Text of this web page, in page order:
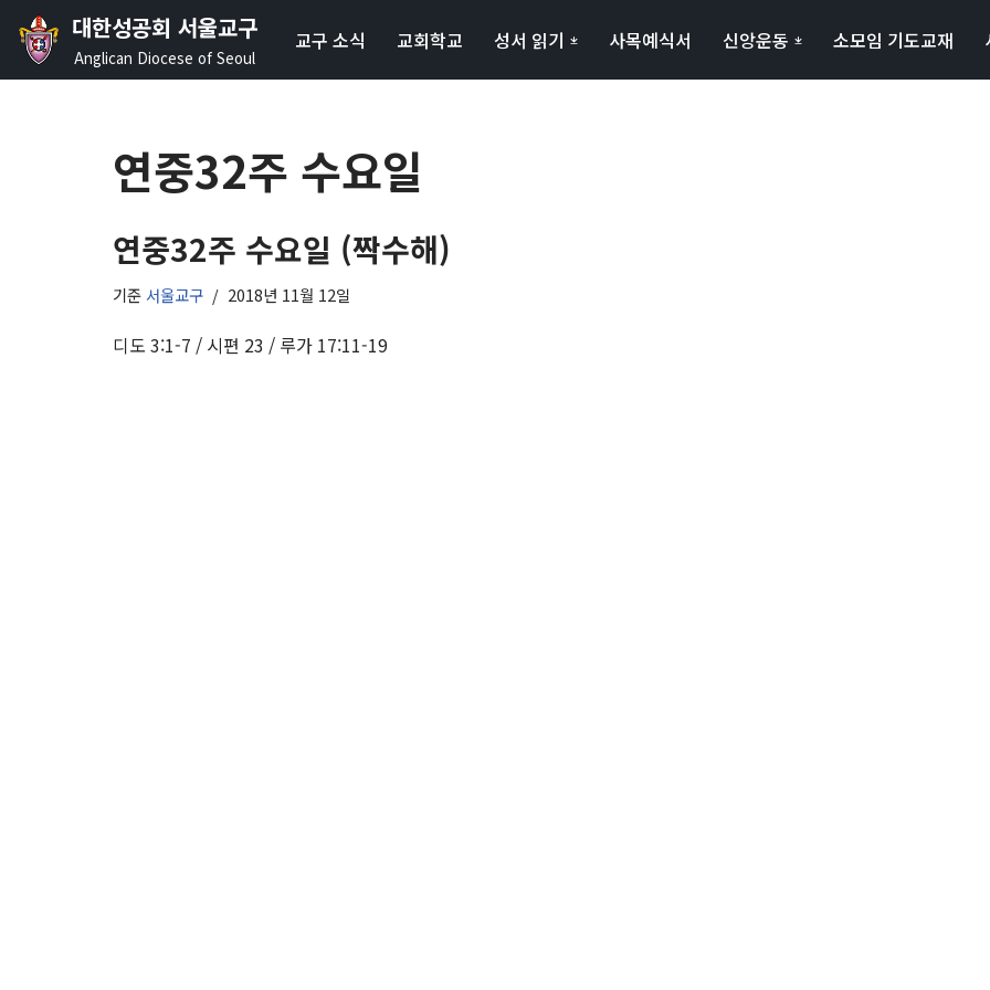
콘
대한성공회 서울교구
Anglican Diocese of Seoul
교구 소식 교회학교 성서 읽기 사목예식서 신앙운동 소모임 기도교재
연중32주 수요일
연중32주 수요일 (짝수해)
기준 서울교구 2018년 11월 12일
디도 3:1-7 / 시편 23 / 루가 17:11-19